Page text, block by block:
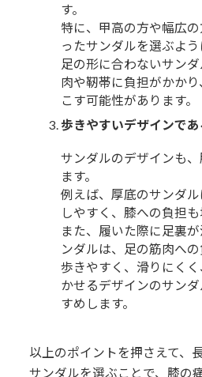
す。
特に、甲高の方や幅広
ったサンダルを選ぶよう
足の形に合わないサン
肉や靭帯に負担がかか
こす可能性があります。
歩きやすいデザインであ
サンダルのデザインも
ます。
例えば、厚底のサンダ
しやすく、膝への負担も
また、履いた際に足裏
ンダルは、足の筋肉への
歩きやすく、滑りにく
かせるデザインのサン
すめします。
以上のポイントを押さえて、
サンダルを選ぶことで、膝の